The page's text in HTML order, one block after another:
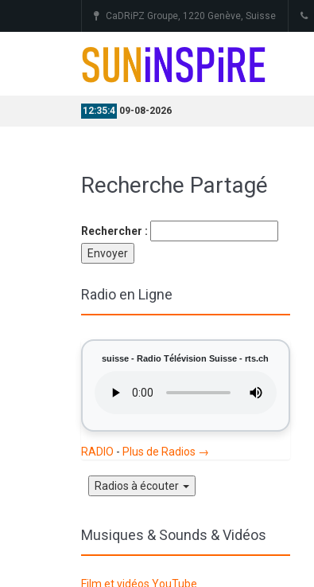
CaDRiPZ Groupe, 1220 Genève, Suisse
09-08-2026
Recherche Partagé
Rechercher :
Radio en Ligne
suisse - Radio Télévision Suisse - rts.ch
RADIO - Plus de Radios →
Radios à écouter
Musiques & Sounds & Vidéos
Film et vidéos YouTube